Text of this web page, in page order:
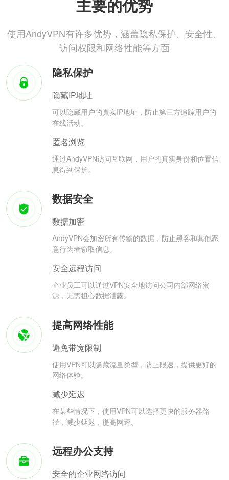
主要的优势
使用AndyVPN有许多优势，涵盖隐私保护、安全性、
访问权限和网络性能等方面
隐私保护
隐藏IP地址
可以隐藏用户的真实IP地址，防止第三方追踪用户的
在线活动。
匿名浏览
通过AndyVPN访问互联网，用户的真实身份和位置信
息得到保护。
数据安全
数据加密
AndyVPN会加密所有传输的数据，防止黑客和其他恶
意行为者窃取信息。
安全远程访问
企业员工可以通过VPN安全地访问公司内部网络资
源，无需担心数据泄露。
提高网络性能
避免带宽限制
使用VPN可以隐藏流量类型，防止限速，提供更好的
网络体验。
减少延迟
在某些情况下，使用VPN可以选择更快的服务器路
径，减少延迟，提高网速。
远程办公支持
安全的企业网络访问